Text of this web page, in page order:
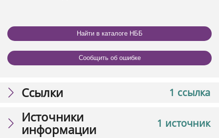
Найти в каталоге НББ
Сообщить об ошибке
1 ссылка
Ссылки
1 источник
Источники
информации